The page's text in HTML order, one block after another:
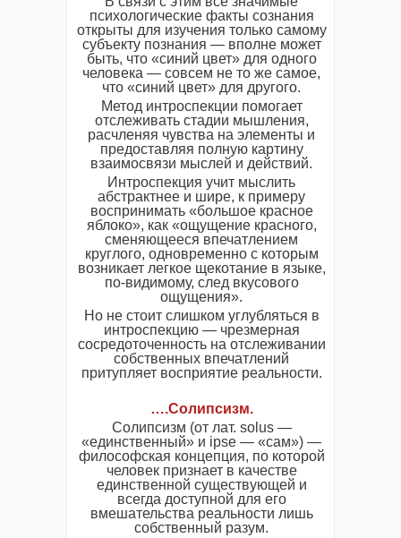
психологические факты сознания
открыты для изучения только самому
субъекту познания — вполне может
быть, что «синий цвет» для одного
человека — совсем не то же самое,
что «синий цвет» для другого.
Метод интроспекции помогает
отслеживать стадии мышления,
расчленяя чувства на элементы и
предоставляя полную картину
взаимосвязи мыслей и действий.
Интроспекция учит мыслить
абстрактнее и шире, к примеру
воспринимать «большое красное
яблоко», как «ощущение красного,
сменяющееся впечатлением
круглого, одновременно с которым
возникает легкое щекотание в языке,
по-видимому, след вкусового
ощущения».
Но не стоит слишком углубляться в
интроспекцию — чрезмерная
сосредоточенность на отслеживании
собственных впечатлений
притупляет восприятие реальности.
….Солипсизм.
Солипсизм (от лат. solus —
«единственный» и ipse — «сам») —
философская концепция, по которой
человек признает в качестве
единственной существующей и
всегда доступной для его
вмешательства реальности лишь
собственный разум.